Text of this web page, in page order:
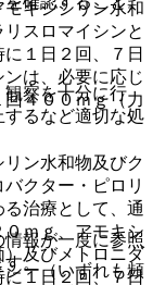
察を十分に行
るなど適切な処
ー（いずれも頻
キシシリン水和
スロマイシンと
１日２回、７日
は、必要に応じ
４００ｍｇ（力
ン水和物及びク
クター・ピロリ
治療として、通
ｍｇ、アモキシ
及びメトロニダ
１日２回、７日
報が一度に参照
す。